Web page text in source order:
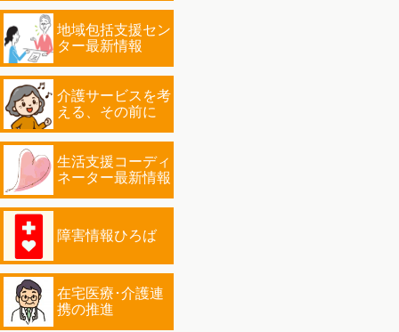
地域包括支援セン
ター最新情報
介護サービスを考
える、その前に
生活支援コーディ
ネーター最新情報
障害情報ひろば
在宅医療･介護連
携の推進